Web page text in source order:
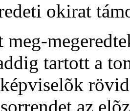
okirat
tartott a
az